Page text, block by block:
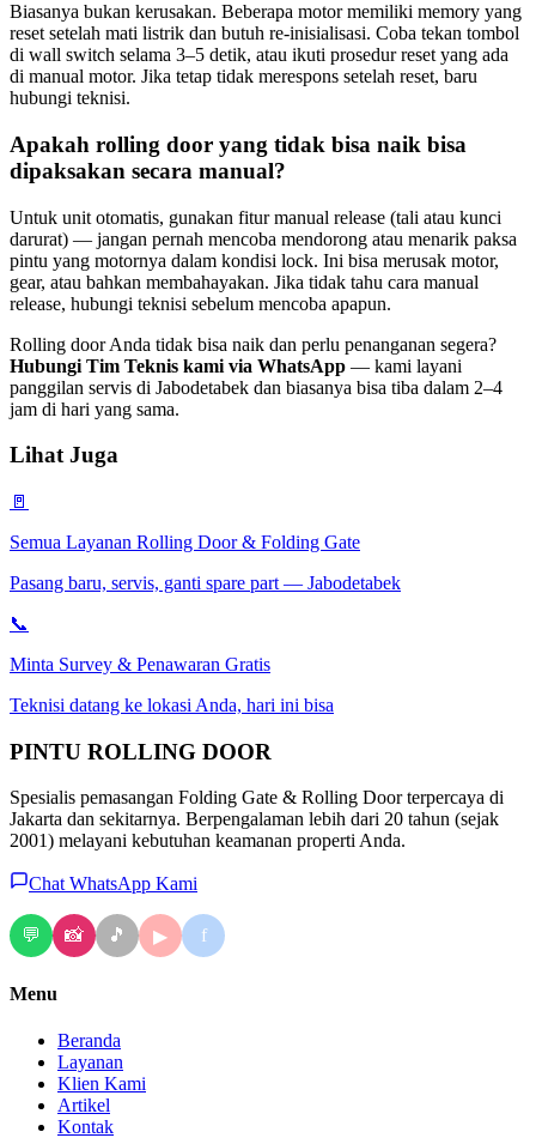
Biasanya bukan kerusakan. Beberapa motor memiliki memory yang
reset setelah mati listrik dan butuh re-inisialisasi. Coba tekan tombol
di wall switch selama 3–5 detik, atau ikuti prosedur reset yang ada
di manual motor. Jika tetap tidak merespons setelah reset, baru
hubungi teknisi.
Apakah rolling door yang tidak bisa naik bisa
dipaksakan secara manual?
Untuk unit otomatis, gunakan fitur manual release (tali atau kunci
darurat) — jangan pernah mencoba mendorong atau menarik paksa
pintu yang motornya dalam kondisi lock. Ini bisa merusak motor,
gear, atau bahkan membahayakan. Jika tidak tahu cara manual
release, hubungi teknisi sebelum mencoba apapun.
Rolling door Anda tidak bisa naik dan perlu penanganan segera?
Hubungi Tim Teknis kami via WhatsApp — kami layani
panggilan servis di Jabodetabek dan biasanya bisa tiba dalam 2–4
jam di hari yang sama.
Lihat Juga
🚪
Semua Layanan Rolling Door & Folding Gate
Pasang baru, servis, ganti spare part — Jabodetabek
📞
Minta Survey & Penawaran Gratis
Teknisi datang ke lokasi Anda, hari ini bisa
PINTU ROLLING DOOR
Spesialis pemasangan Folding Gate & Rolling Door terpercaya di
Jakarta dan sekitarnya. Berpengalaman lebih dari 20 tahun (sejak
2001) melayani kebutuhan keamanan properti Anda.
Chat WhatsApp Kami
💬 📸 🎵 ▶ f
Menu
Beranda
Layanan
Klien Kami
Artikel
Kontak